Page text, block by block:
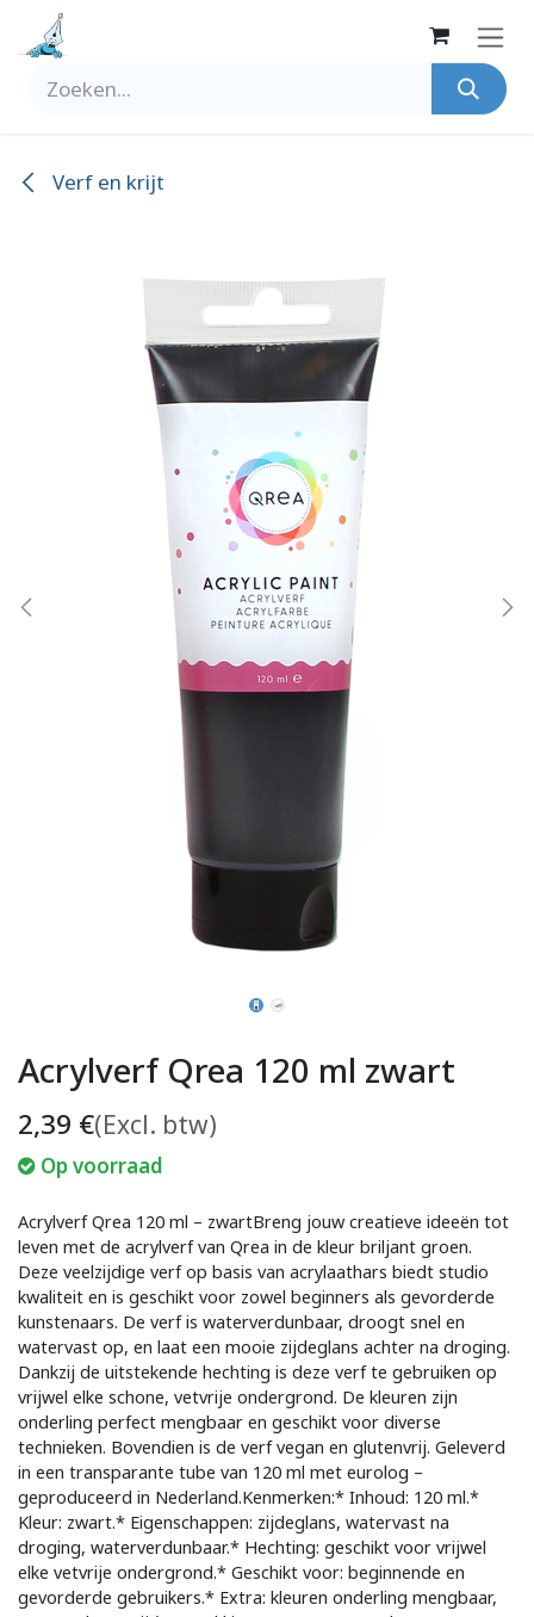
Overslaan naar inhoud
Verf en krijt
Acrylverf Qrea 120 ml zwart
2,39 €(Excl. btw)
Op voorraad
Acrylverf Qrea 120 ml – zwartBreng jouw creatieve ideeën tot
leven met de acrylverf van Qrea in de kleur briljant groen.
Deze veelzijdige verf op basis van acrylaathars biedt studio
kwaliteit en is geschikt voor zowel beginners als gevorderde
kunstenaars. De verf is waterverdunbaar, droogt snel en
watervast op, en laat een mooie zijdeglans achter na droging.
Dankzij de uitstekende hechting is deze verf te gebruiken op
vrijwel elke schone, vetvrije ondergrond. De kleuren zijn
onderling perfect mengbaar en geschikt voor diverse
technieken. Bovendien is de verf vegan en glutenvrij. Geleverd
in een transparante tube van 120 ml met eurolog –
geproduceerd in Nederland.Kenmerken:* Inhoud: 120 ml.*
Kleur: zwart.* Eigenschappen: zijdeglans, watervast na
droging, waterverdunbaar.* Hechting: geschikt voor vrijwel
elke vetvrije ondergrond.* Geschikt voor: beginnende en
gevorderde gebruikers.* Extra: kleuren onderling mengbaar,